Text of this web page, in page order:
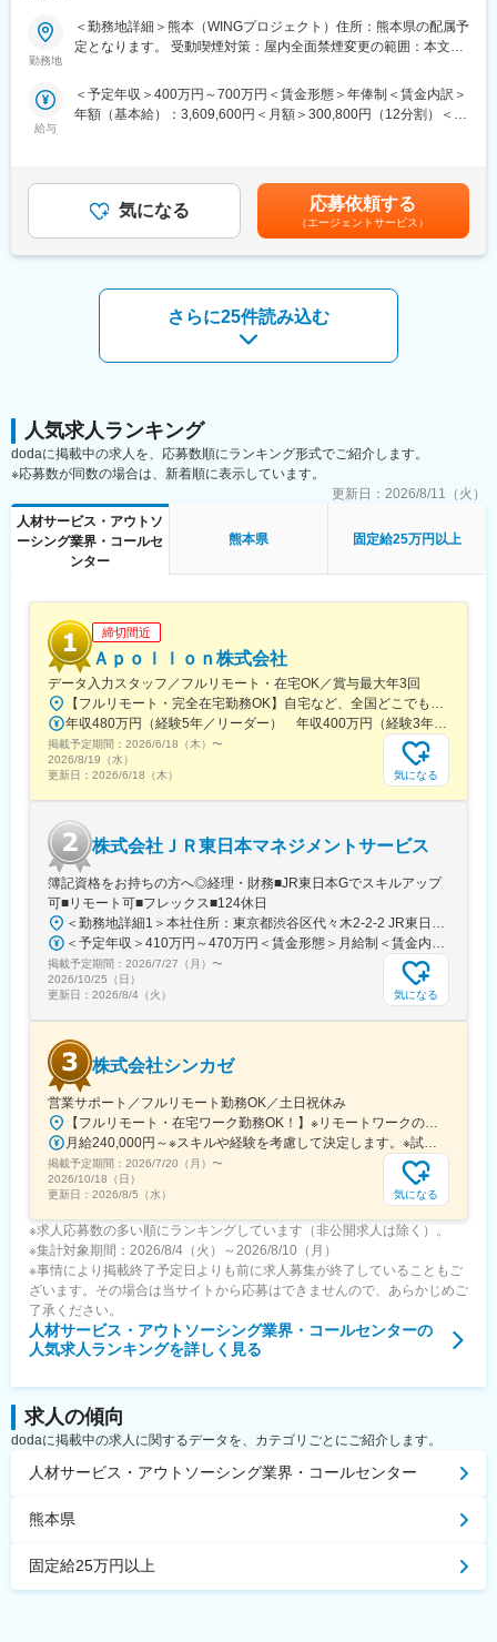
います。
LITALICOワークスでは、これまでに累計15,000名以上の就職をサ
ポートし、就職後の定着率は約90%と高い実績を誇ります。
しています。これにより、引っ越しや地元就職など、さまざまな
ライフスタイルに柔軟に対応可能です。
将来的には年収800万円以上を目指せるエンジニアへ！同社の最
100％技術専門職のご案内が可能であり、自身が持つキャリア像
に沿って市場価値向上をサポートします。
前職の経験を活かして、新たなスキル・知識を身に着けてスペシ
ャリストを目指していただきます。
・半導体/自動車/医療/工作機械などの製造現場での品質管理業務
・半導体/自動車/医療/工作機械などの製造現場での、保守保全、
装置組立、据付・調整、トラブル対応業務
・半導体/自動車/医療/工作機械などの製造現場での、フィールド
エンジニア業務
570万円／29歳・入社3年目・男性（月給38万円＋各種手当）
680万円／32歳・入社5年目・男性（月給45万円＋各種手当）
【豊富な手当】
技術・語学系全138種の資格手当を用意しており、自身の頑張り
が給与に変換される仕組みとなっています。また、社宅完備(赴任
地による) しているため、U・Iターン希望の方でも安心です。
【万全のフォロー体制】
・フォロー体制が非常に手厚くなっています。同社には受入教育
や定期面談を行う「クライアントリーダー」、経験20年以上の技
術スペシャリスト「シニアエキスパート」、クライアントとやり
取りをしている「営業担当」が社員に対して月1回の面談を行う体
制を取っております。配属された後、不安ごとや今後のキャリア
に関して相談できる環境を整えています。
・社員対しキャリアUP、スキルUP を目的とした技術研修カリキ
ュラムを実施しております。興味のある項目や業務、関係してい
る項目、スキルチェンジに繋がる項目などを自由に受講して頂く
いただく事が可能です。
・これらの充実した研修制度とフォロー制度により入社後定着率
変更の範囲：本文参照
勤務地
＜勤務地詳細＞熊本（WINGプロジェクト）住所：熊本県の配属予
定となります。 受動喫煙対策：屋内全面禁煙変更の範囲：本文参
給与
＜予定年収＞400万円～700万円＜賃金形態＞年俸制＜賃金内訳＞
年額（基本給）：3,609,600円＜月額＞300,800円（12分割）＜昇
万円賃金はあくまでも目安の金額であり、選考を通じて上下する
可能性があります。月給(月額)は固定手当を含めた表記です。
気になる 応募依頼する
（エージェントサービス）
さらに25件読み込む
人気求人ランキング
dodaに掲載中の求人を、応募数順にランキング形式でご紹介します。
※応募数が同数の場合は、新着順に表示しています。
更新日： 2026/8/11（火）
人材サービス・アウトソ
ーシング業界・コールセ
ンター
熊本県 固定給25万円以上
締切間近
Ａｐｏｌｌｏｎ株式会社
データ入力スタッフ／フルリモート・在宅OK／賞与最大年3回
【フルリモート・完全在宅勤務OK】自宅など、全国どこでもあなたが働きやすい場所で働けます★転居を伴う転勤なし★全国47都道府県どこからでも応募OK【本社】東京都新宿区山吹町130番地の15 茜ビル2-A＜アクセス＞有楽町線「江戸川橋駅」、東西線「東西線」より徒歩10分※受動喫煙対策：あり
年収480万円（経験5年／リーダー） 年収400万円（経験3年／メンバー）
掲載予定期間： 2026/6/18（木） 〜
2026/8/19（水）
更新日： 2026/6/18（木） 気になる
株式会社ＪＲ東日本マネジメントサービス
簿記資格をお持ちの方へ◎経理・財務■JR東日本Gでスキルアップ
可■リモート可■フレックス■124休日
＜勤務地詳細1＞本社住所：東京都渋谷区代々木2-2-2 JR東日本本社ビル9階受動喫煙対策：屋内全面禁煙＜勤務地詳細2＞東京都内オフィス住所：東京都23区内 受動喫煙対策：屋内全面禁煙変更の範囲：会社の定める事業所（リモートワーク含む）
＜予定年収＞410万円～470万円＜賃金形態＞月給制＜賃金内訳＞月額（基本給）：240,000円～250,000円＜月給＞240,000円～250,000円＜昇給有無＞有＜残業手当＞有＜給与補足＞※想定年収には残業月20Hも含めています■昇給：年1回■賞与：年2回(合計3.0ヶ月程度)※総合職：計6.0ヶ月程度■モデル年収総合職（課長）900万円総合職（マネージャー）630万円総合職（主任）520万円エリア（課員）410万円賃金はあくまでも目安の金額であり、選考を通じて上下する可能性があります。月給(月額)は固定手当を含めた表記です。
掲載予定期間： 2026/7/27（月） 〜
2026/10/25（日）
更新日： 2026/8/4（火） 気になる
株式会社シンカゼ
営業サポート／フルリモート勤務OK／土日祝休み
【フルリモート・在宅ワーク勤務OK！】※リモートワークの場合も、年に数回出社を依頼する可能性があります。＜東京営業所＞東京都新宿区西新宿7-7-26 3階［最寄り駅］各線「新宿駅」徒歩8分JR「大久保駅」徒歩4分＜支店＞茨城県日立市大みか町［最寄り駅］JR「大甕駅」徒歩8分
月給240,000円～※スキルや経験を考慮して決定します。※試用期間中(3か月)の給与条件は変わりません。
掲載予定期間： 2026/7/20（月） 〜
2026/10/18（日）
更新日： 2026/8/5（水） 気になる
※求人応募数の多い順にランキングしています（非公開求人は除く）。
※集計対象期間：2026/8/4（火）～2026/8/10（月）
※事情により掲載終了予定日よりも前に求人募集が終了していることもご
ざいます。その場合は当サイトから応募はできませんので、あらかじめご
了承ください。
人材サービス・アウトソーシング業界・コールセンターの
人気求人ランキングを詳しく見る
求人の傾向
dodaに掲載中の求人に関するデータを、カテゴリごとにご紹介します。
人材サービス・アウトソーシング業界・コールセンター
熊本県
固定給25万円以上